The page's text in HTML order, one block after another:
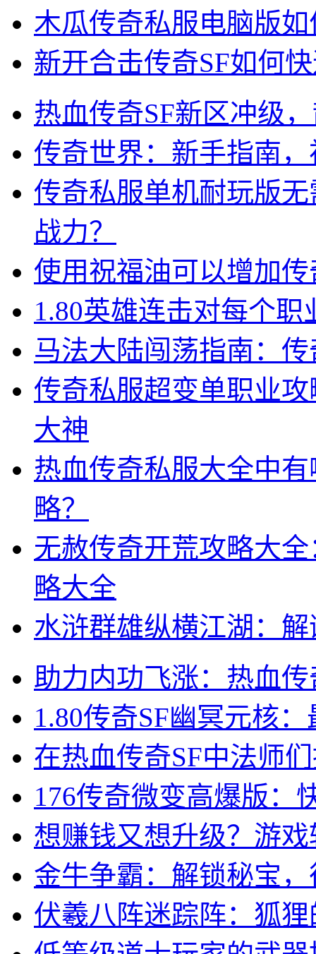
木瓜传奇私服电脑版
新开合击传奇SF如何
热血传奇SF新区冲级
传奇世界：新手指南
传奇私服单机耐玩版
战力？
使用祝福油可以增加
1.80英雄连击对每个
马法大陆闯荡指南：
传奇私服超变单职业
大神
热血传奇私服大全中
略？
无赦传奇开荒攻略大
略大全
水浒群雄纵横江湖：
助力内功飞涨：热血
1.80传奇SF幽冥元核
在热血传奇SF中法师
176传奇微变高爆版：
想赚钱又想升级？游
金牛争霸：解锁秘宝
伏羲八阵迷踪阵：狐